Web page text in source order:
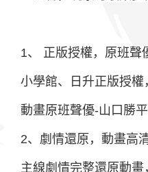
1、 正版授權，原班聲
小學館、日升正版授
動畫原班聲優-山口勝
2、劇情還原，動畫高
主線劇情完整還原動